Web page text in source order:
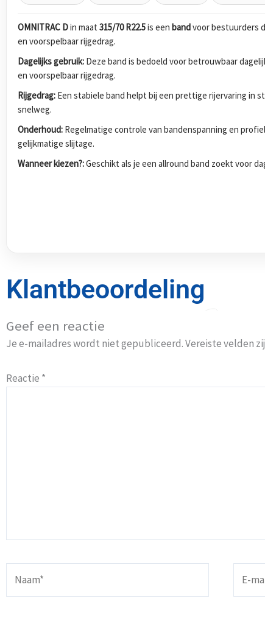
OMNITRAC Din maat 315/70 R22.5is een bandvoor bestuurders
en voorspelbaar rijgedrag.
Dagelijks gebruik: Deze band is bedoeld voor betrouwbaar
en voorspelbaar rijgedrag.
Rijgedrag: Een stabiele band helpt bij een prettige rijervaring in
snelweg.
Onderhoud: Regelmatige controle van bandenspanning en
gelijkmatige slijtage.
Wanneer kiezen?:Geschikt als je een allround band zoekt voor
Klantbeoordeling
Geef een reactie
Je e-mailadres wordt niet gepubliceerd.Vereiste velden
Reactie *
mail*